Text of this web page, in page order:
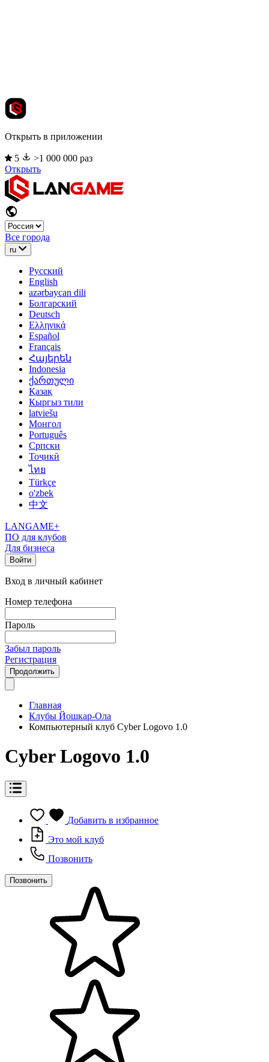
Открыть в приложении
5
>1 000 000 раз
Открыть
Все города
ru
Русский
English
azərbaycan dili
Болгарский
Deutsch
Ελληνικά
Español
Français
Հայերեն
Indonesia
ქართული
Қазақ
Кыргыз тили
latviešu
Монгол
Português
Српски
Тоҷикӣ
ไทย
Türkçe
o'zbek
中文
LANGAME+
ПО для клубов
Для бизнеса
Войти
Вход в личный кабинет
Номер телефона
Пароль
Забыл пароль
Регистрация
Продолжить
Главная
Клубы Йошкар-Ола
Компьютерный клуб Cyber Logovo 1.0
Cyber Logovo 1.0
Добавить в избранное
Это мой клуб
Позвонить
Позвонить